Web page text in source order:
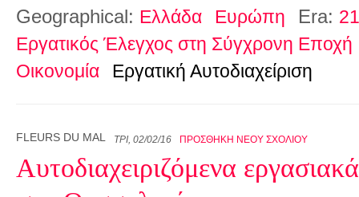
Geographical: Ελλάδα Ευρώπη Era:
Εργατικός Έλεγχος στη Σύγχρονη Εποχή
Οικονομία
Εργατική Αυτοδιαχείριση
FLEURS DU MAL ΤΡΊ, 02/02/16 ΠΡΟΣΘΉΚΗ ΝΈΟΥ ΣΧΟΛΊΟΥ
Αυτοδιαχειριζόμενα